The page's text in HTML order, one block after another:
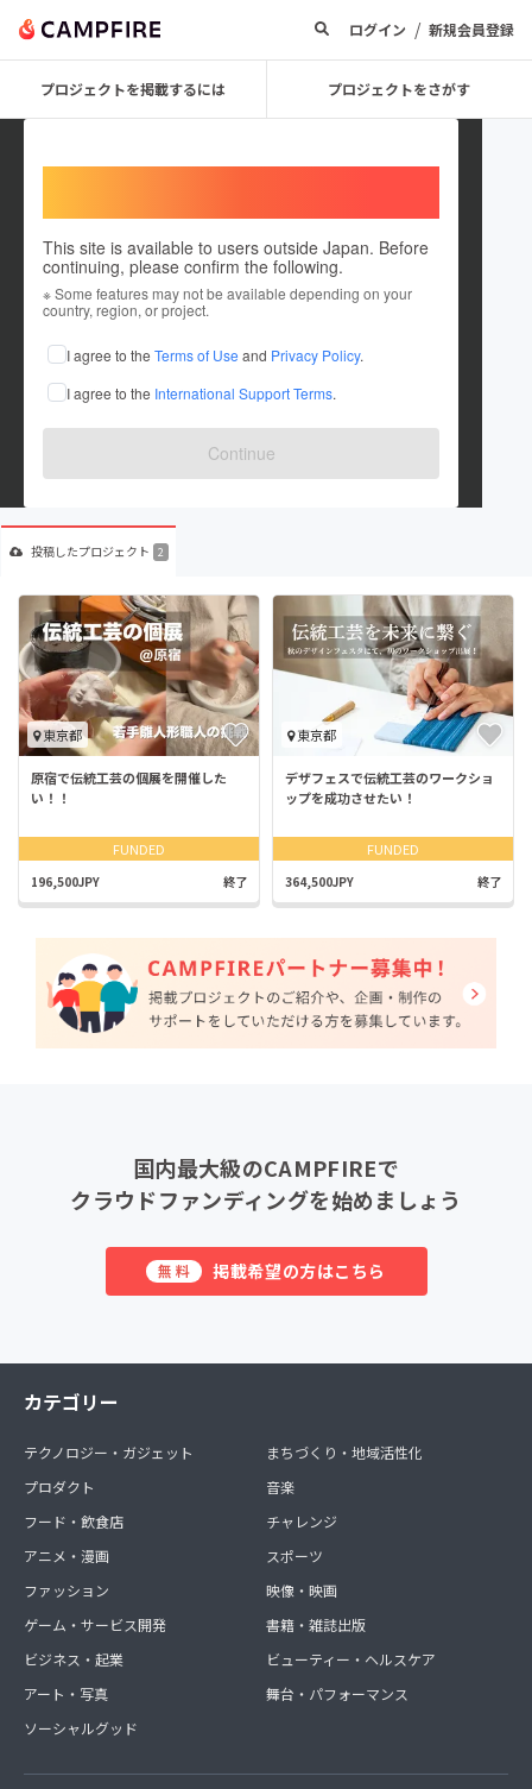
ログイン / 新規会員登録
プロジェクトを掲載するには プロジェクトをさがす
This site is available to users outside Japan. Before
continuing, please confirm the following.
※ Some features may not be available depending on your
country, region, or project.
I agree to the Terms of Use and Privacy Policy.
I agree to the International Support Terms.
Continue
yukihinadoll
これまでに2件のプロジェクトを投稿しています
在住国：日本 現在地：埼玉県
出身国：日本 出身地：埼玉県
投稿したプロジェクト 2
東京都
原宿で伝統工芸の個展を開催した
い！！
FUNDED
196,500JPY 終了
東京都
デザフェスで伝統工芸のワークショ
ップを成功させたい！
FUNDED
364,500JPY 終了
国内最大級のCAMPFIREで
クラウドファンディングを始めましょう
無料 掲載希望の方はこちら
カテゴリー
テクノロジー・ガジェット
プロダクト
フード・飲食店
アニメ・漫画
ファッション
ゲーム・サービス開発
ビジネス・起業
アート・写真
ソーシャルグッド
まちづくり・地域活性化
音楽
チャレンジ
スポーツ
映像・映画
書籍・雑誌出版
ビューティー・ヘルスケア
舞台・パフォーマンス